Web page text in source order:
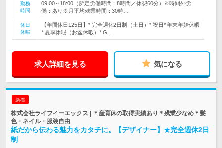
勤務
時間
09:00～18:00（所定労働時間：8時間／休憩60分）※時間外労
働：あり※月平均残業時間：30時…
休日
休暇
【年間休日125日】* 完全週休2日制（土日）* 祝日* 年末年始休暇
* 夏季休暇（お盆休暇）* G…
求人詳細を見る 気になる
新着
株式会社ライフイーエックス | ＊産育休の取得実績あり＊残業少なめ＊髪
色・ネイル・服装自由
紙だから伝わる魅力をカタチに。【デザイナー】★完全週休2日
制